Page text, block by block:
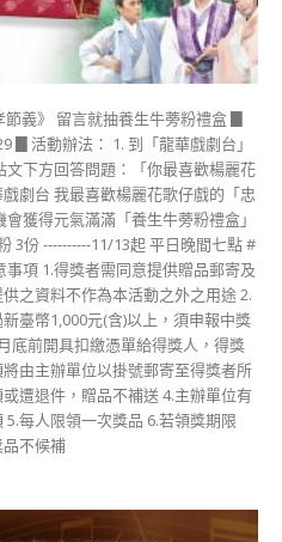
義》 留言就抽養生牛蒡粉禮盒 ▊
▊活動辦法： 1. 到「龍華戲劇台」
文下方回答問題：「你最喜歡楊麗花
劇台 我最喜歡楊麗花歌仔戲的「忠
獲得元氣滿滿「養生牛蒡粉禮盒」
3份 ----------11/13起 平日晚間七點 #
項 1.得獎者需同意提供贈品郵寄及
之資料不作為本活動之外之用途 2.
臺幣1,000元(含)以上，須申報中獎
底前開具扣繳憑單給得獎人，得獎
由主辦單位以掛號郵寄至得獎者所
遭退件，贈品不補送 4.主辦單位有
每人限領一次獎品 6.若領獎期限
不候補